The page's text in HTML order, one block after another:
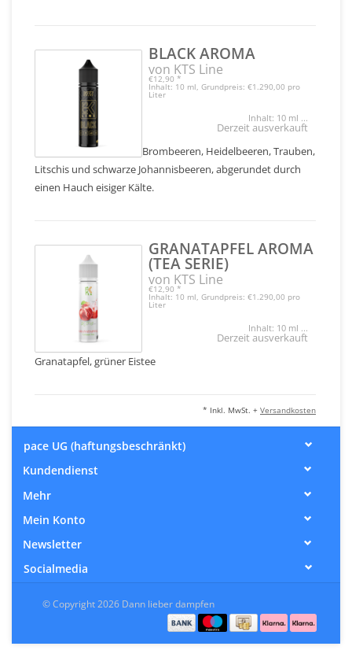
BLACK AROMA
von KTS Line
€12,90 *
Inhalt: 10 ml, Grundpreis: €1.290,00 pro
Liter
Inhalt: 10 ml ...
Derzeit ausverkauft
Brombeeren, Heidelbeeren, Trauben,
Litschis und schwarze Johannisbeeren, abgerundet durch
einen Hauch eisiger Kälte.
GRANATAPFEL AROMA
(TEA SERIE)
von KTS Line
€12,90 *
Inhalt: 10 ml, Grundpreis: €1.290,00 pro
Liter
Inhalt: 10 ml ...
Derzeit ausverkauft
Granatapfel, grüner Eistee
* Inkl. MwSt. + Versandkosten
pace UG (haftungsbeschränkt)
Kundendienst
Mehr
Mein Konto
Newsletter
Socialmedia
© Copyright 2026 Dann lieber dampfen